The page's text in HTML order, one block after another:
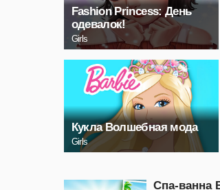
Fashion Princess: День
одевалок!
Girls
Кукла Волшебная мода
Girls
Спа-ванна